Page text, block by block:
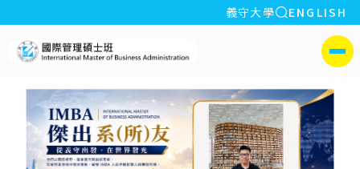
:::
義守大學 全站搜索
ENGLISH
義守大學國際學院國際管